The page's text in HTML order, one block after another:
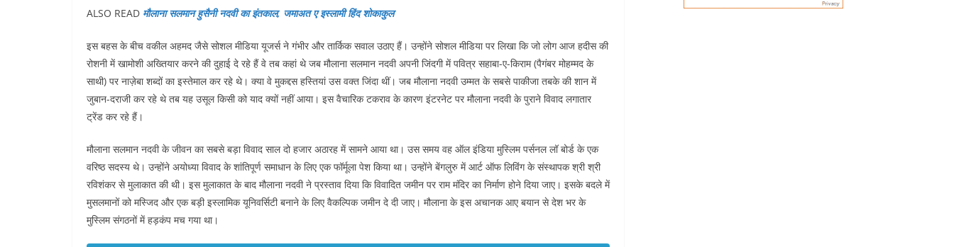
ALSO READ मौलाना सलमान हुसैनी नदवी का इंतकाल, जमाअत ए इस्लामी हिंद शोकाकुल
इस बहस के बीच वकील अहमद जैसे सोशल मीडिया यूजर्स ने गंभीर और तार्किक सवाल उठाए हैं। उन्होंने सोशल मीडिया पर लिखा कि जो लोग आज हदीस की
रोशनी में खामोशी अख्तियार करने की दुहाई दे रहे हैं वे तब कहां थे जब मौलाना सलमान नदवी अपनी जिंदगी में पवित्र सहाबा-ए-किराम (पैगंबर मोहम्मद के
साथी) पर नाज़ेबा शब्दों का इस्तेमाल कर रहे थे। क्या वे मुकद्दस हस्तियां उस वक्त जिंदा थीं। जब मौलाना नदवी उम्मत के सबसे पाकीजा तबके की शान में
जुबान-दराजी कर रहे थे तब यह उसूल किसी को याद क्यों नहीं आया। इस वैचारिक टकराव के कारण इंटरनेट पर मौलाना नदवी के पुराने विवाद लगातार
ट्रेंड कर रहे हैं।
मौलाना सलमान नदवी के जीवन का सबसे बड़ा विवाद साल दो हजार अठारह में सामने आया था। उस समय वह ऑल इंडिया मुस्लिम पर्सनल लॉ बोर्ड के एक
वरिष्ठ सदस्य थे। उन्होंने अयोध्या विवाद के शांतिपूर्ण समाधान के लिए एक फॉर्मूला पेश किया था। उन्होंने बेंगलुरु में आर्ट ऑफ लिविंग के संस्थापक श्री श्री
रविशंकर से मुलाकात की थी। इस मुलाकात के बाद मौलाना नदवी ने प्रस्ताव दिया कि विवादित जमीन पर राम मंदिर का निर्माण होने दिया जाए। इसके बदले में
मुसलमानों को मस्जिद और एक बड़ी इस्लामिक यूनिवर्सिटी बनाने के लिए वैकल्पिक जमीन दे दी जाए। मौलाना के इस अचानक आए बयान से देश भर के
मुस्लिम संगठनों में हड़कंप मच गया था।